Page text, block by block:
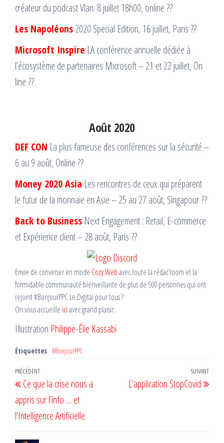
créateur du podcast Vlan. 8 juillet 18h00, online ??
Les Napoléons2020 Special Edition, 16 juillet, Paris ??
Microsoft Inspire LA conférence annuelle dédiée à
l’écosystème de partenaires Microsoft – 21 et 22 juillet, On
line ??
Août 2020
DEF CON La plus fameuse des conférences sur la sécurité –
6 au 9 août, Online ??
Money 2020 Asia Les rencontres de ceux qui préparent
le futur de la monnaie en Asie – 25 au 27 août, Singapour ??
Back to Business Next Engagement : Retail, E-commerce
et Expérience client – 28 août, Paris ??
Envie de converser en mode Cozy Webavec toute la rédac’room et la
formidable communauté bienveillante de plus de 500 personnes qui ont
rejoint #BonjourPPC Le Digital pour tous ?
On vous accueille iciavec grand plaisir.
Illustration Philippe-Élie Kassabi
Étiquettes #BonjourPPC
Navigation
de
l’article
Article
précédent
PRÉCÉDENT
Ce que la crise nous a
appris sur l’info … et
l’Intelligence Artificielle
SUIVANT
L’application StopCovid